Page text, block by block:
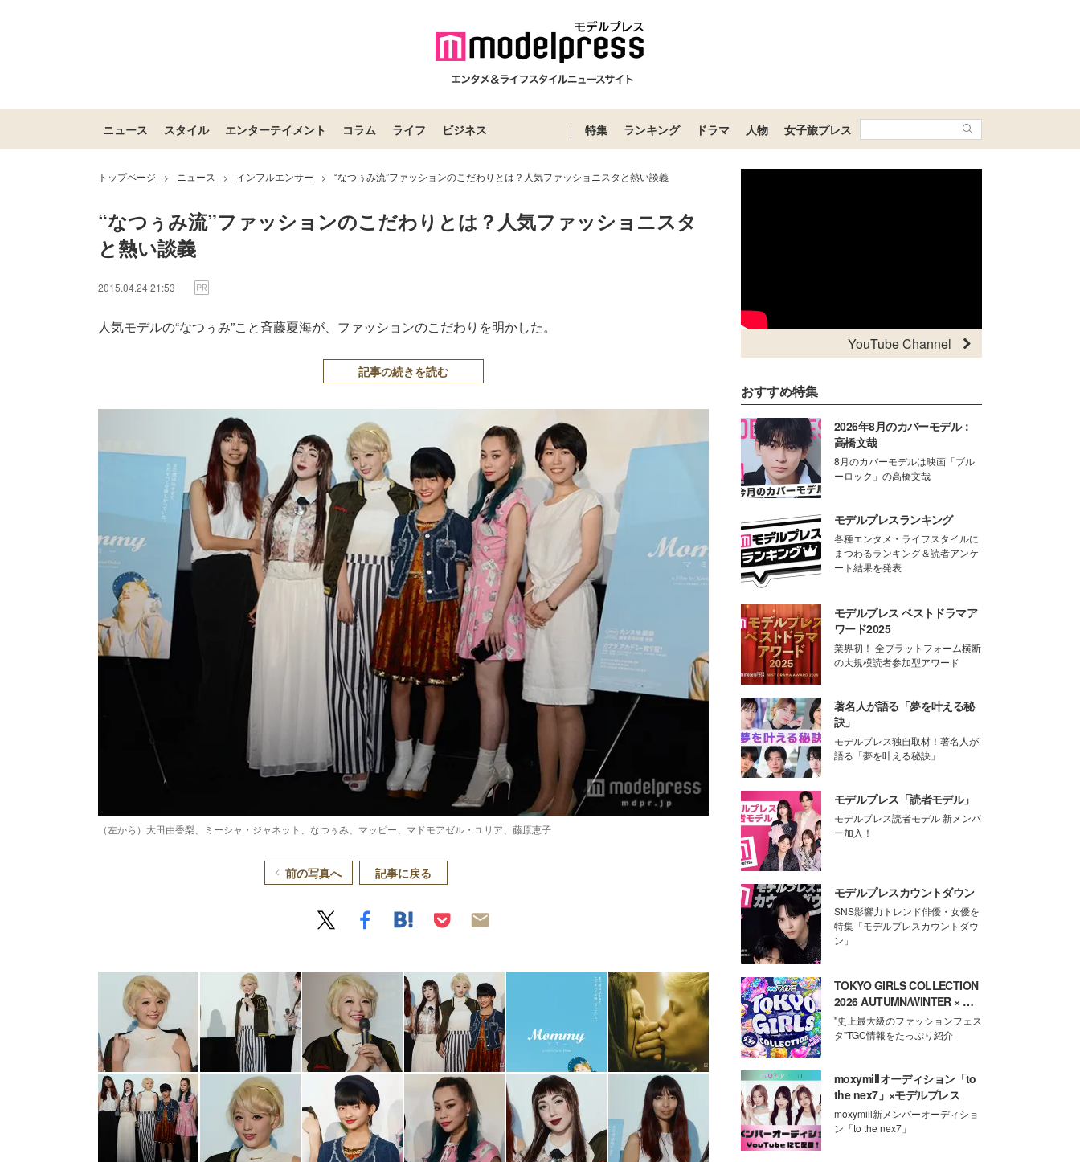
ニュース スタイル エンターテイメント コラム ライフ ビジネス 特集 ランキング ドラマ 人物 女子旅プレス
トップページ > ニュース > インフルエンサー > “なつぅみ流”ファッションのこだわりとは？人気ファッショニスタと熱い談義
“なつぅみ流”ファッションのこだわりとは？人気ファッショニスタ
と熱い談義
2015.04.24 21:53
人気モデルの“なつぅみ”こと斉藤夏海が、ファッションのこだわりを明かした。
記事の続きを読む
（左から）大田由香梨、ミーシャ・ジャネット、なつぅみ、マッピー、マドモアゼル・ユリア、藤原恵子
前の写真へ 記事に戻る
YouTube Channel
おすすめ特集
2026年8月のカバーモデル：
高橋文哉
8月のカバーモデルは映画「ブル
ーロック」の高橋文哉
モデルプレスランキング
各種エンタメ・ライフスタイルに
まつわるランキング＆読者アンケ
ート結果を発表
モデルプレス ベストドラマア
ワード2025
業界初！ 全プラットフォーム横断
の大規模読者参加型アワード
著名人が語る「夢を叶える秘
訣」
モデルプレス独自取材！著名人が
語る「夢を叶える秘訣」
モデルプレス「読者モデル」
モデルプレス読者モデル 新メンバ
ー加入！
モデルプレスカウントダウン
SNS影響力トレンド俳優・女優を
特集「モデルプレスカウントダウ
ン」
TOKYO GIRLS COLLECTION
2026 AUTUMN/WINTER × モ
デルプレス
"史上最大級のファッションフェス
タ"TGC情報をたっぷり紹介
moxymillオーディション「to
the nex7」×モデルプレス
moxymill新メンバーオーディショ
ン「to the nex7」